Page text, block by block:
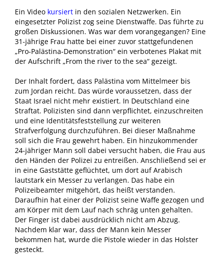
Ein Video kursiertin den sozialen Netzwerken. Ein
eingesetzter Polizist zog seine Dienstwaffe. Das führte zu
großen Diskussionen. Was war dem vorangegangen? Eine
31-jährige Frau hatte bei einer zuvor stattgefundenen
„Pro-Palästina-Demonstration“ ein verbotenes Plakat mit
der Aufschrift „From the river to the sea“ gezeigt.
Der Inhalt fordert, dass Palästina vom Mittelmeer bis
zum Jordan reicht. Das würde voraussetzen, dass der
Staat Israel nicht mehr existiert. In Deutschland eine
Straftat. Polizisten sind dann verpflichtet, einzuschreiten
und eine Identitätsfeststellung zur weiteren
Strafverfolgung durchzuführen. Bei dieser Maßnahme
soll sich die Frau gewehrt haben. Ein hinzukommender
24-jähriger Mann soll dabei versucht haben, die Frau aus
den Händen der Polizei zu entreißen. Anschließend sei er
in eine Gaststätte geflüchtet, um dort auf Arabisch
lautstark ein Messer zu verlangen. Das habe ein
Polizeibeamter mitgehört, das heißt verstanden.
Daraufhin hat einer der Polizist seine Waffe gezogen und
am Körper mit dem Lauf nach schräg unten gehalten.
Der Finger ist dabei ausdrücklich nicht am Abzug.
Nachdem klar war, dass der Mann kein Messer
bekommen hat, wurde die Pistole wieder in das Holster
gesteckt.